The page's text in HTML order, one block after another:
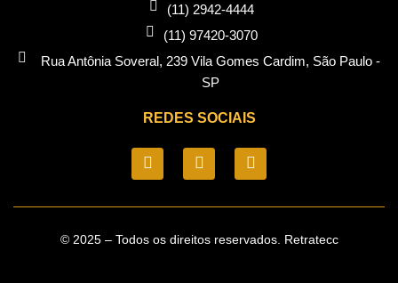
(11) 2942-4444
(11) 97420-3070
Rua Antônia Soveral, 239 Vila Gomes Cardim, São Paulo -
SP​
REDES SOCIAIS
© 2025 – Todos os direitos reservados. Retratecc